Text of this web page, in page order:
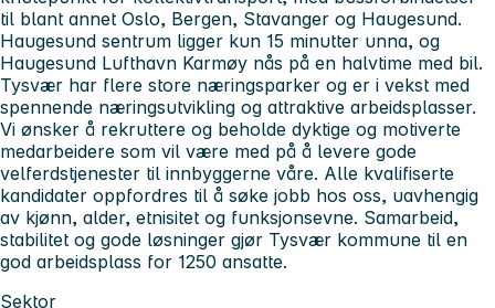
til blant annet Oslo, Bergen, Stavanger og Haugesund.
Haugesund sentrum ligger kun 15 minutter unna, og
Haugesund Lufthavn Karmøy nås på en halvtime med bil.
Tysvær har flere store næringsparker og er i vekst med
spennende næringsutvikling og attraktive arbeidsplasser.
Vi ønsker å rekruttere og beholde dyktige og motiverte
medarbeidere som vil være med på å levere gode
velferdstjenester til innbyggerne våre. Alle kvalifiserte
kandidater oppfordres til å søke jobb hos oss, uavhengig
av kjønn, alder, etnisitet og funksjonsevne. Samarbeid,
stabilitet og gode løsninger gjør Tysvær kommune til en
god arbeidsplass for 1250 ansatte.
Sektor